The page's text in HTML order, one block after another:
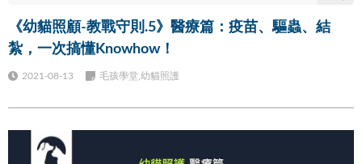
《幼貓照顧-教戰守則.5》醫療篇：疫苗、驅蟲、結
紮，一次搞懂Knowhow！
2021-08-13 毛孩學堂,幼貓照護